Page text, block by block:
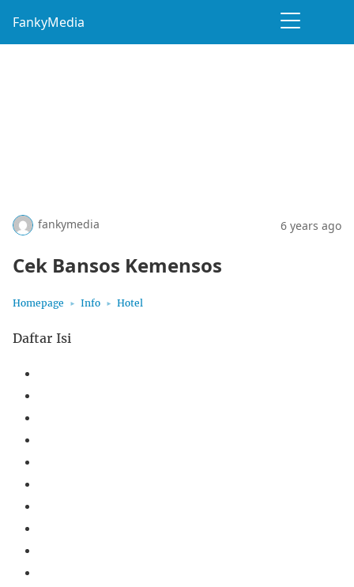
FankyMedia
fankymedia 6 years ago
Cek Bansos Kemensos
Homepage Info Hotel
Daftar Isi